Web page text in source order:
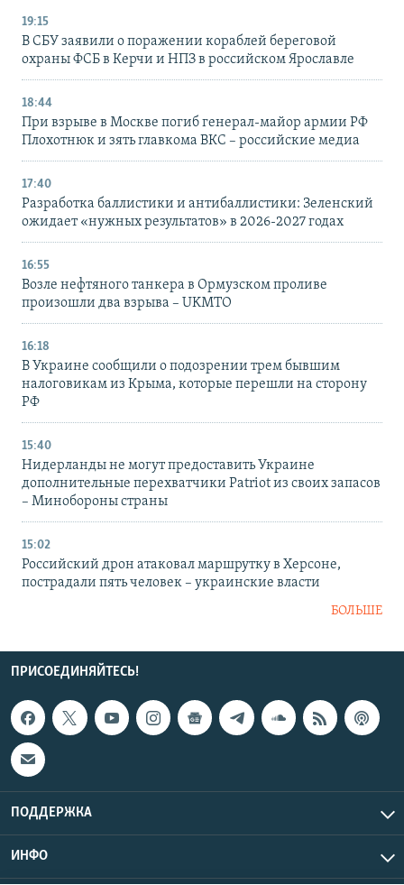
19:15
В СБУ заявили о поражении кораблей береговой
охраны ФСБ в Керчи и НПЗ в российском Ярославле
18:44
При взрыве в Москве погиб генерал-майор армии РФ
Плохотнюк и зять главкома ВКС – российские медиа
17:40
Разработка баллистики и антибаллистики: Зеленский
ожидает «нужных результатов» в 2026-2027 годах
16:55
Возле нефтяного танкера в Ормузском проливе
произошли два взрыва – UKMTO
16:18
В Украине сообщили о подозрении трем бывшим
налоговикам из Крыма, которые перешли на сторону
РФ
15:40
Нидерланды не могут предоставить Украине
дополнительные перехватчики Patriot из своих запасов
– Минобороны страны
15:02
Российский дрон атаковал маршрутку в Херсоне,
пострадали пять человек – украинские власти
БОЛЬШЕ
ПРИСОЕДИНЯЙТЕСЬ!
ПОДДЕРЖКА
ИНФО